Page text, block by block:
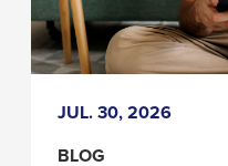
through
sub
links.
Enter
pagar
con
tarjeta
crédito,
hazte
JUL. 30, 2026
BLOG